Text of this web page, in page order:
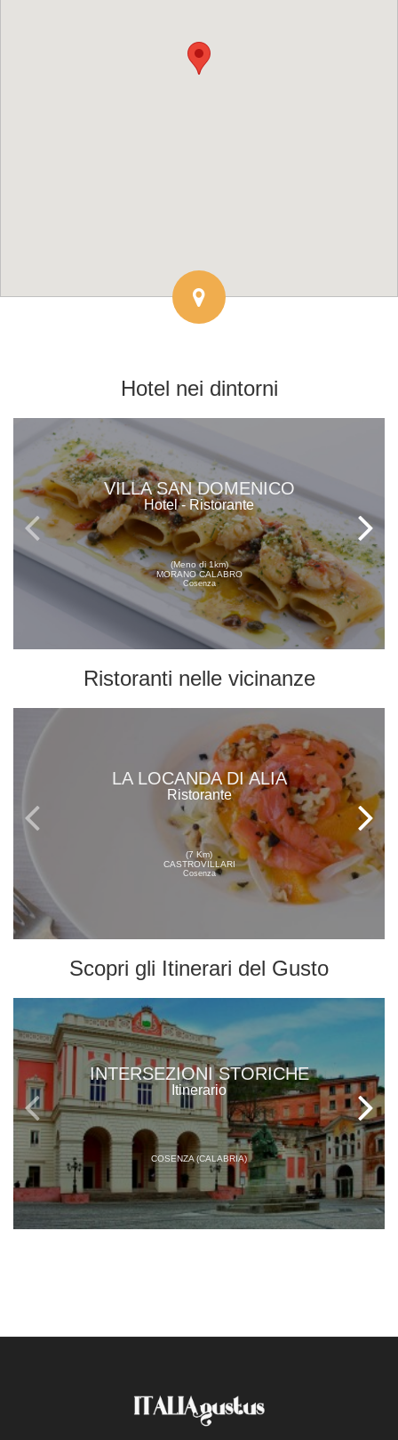
Hotel nei dintorni
VILLA SAN DOMENICO
Hotel - Ristorante
(Meno di 1km)
MORANO CALABRO
Cosenza
Ristoranti nelle vicinanze
LA LOCANDA DI ALIA
Ristorante
(7 Km)
CASTROVILLARI
Cosenza
Scopri gli Itinerari del Gusto
INTERSEZIONI STORICHE
Itinerario
COSENZA (CALABRIA)